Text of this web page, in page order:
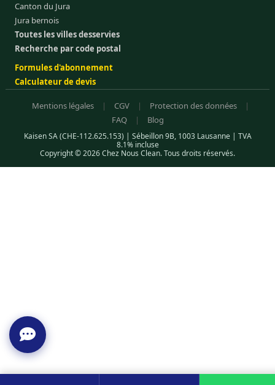
Canton du Jura
Jura bernois
Toutes les villes desservies
Recherche par code postal
Formules d'abonnement
Calculateur de devis
Mentions légales | CGV | Protection des données
|
FAQ
| Blog
Kaisen SA (CHE-112.625.153) | Sébeillon 9B, 1003 Lausanne | TVA
8.1% incluse
Copyright © 2026 Chez Nous Clean. Tous droits réservés.